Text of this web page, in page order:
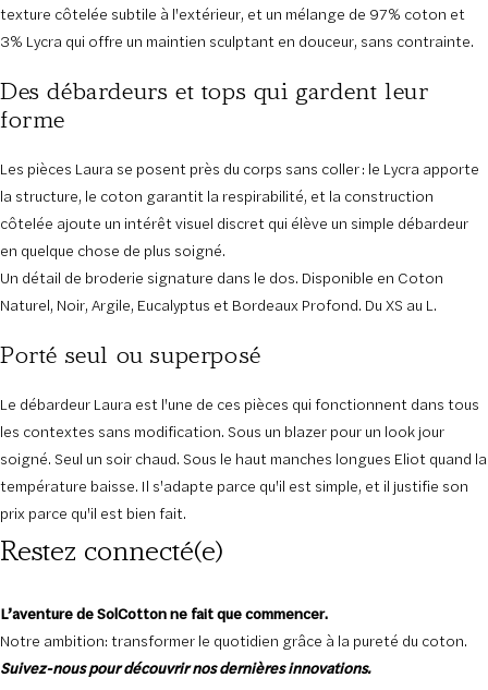
texture côtelée subtile à l'extérieur, et un mélange de 97% coton et
3% Lycra qui offre un maintien sculptant en douceur, sans contrainte.
Des débardeurs et tops qui gardent leur
forme
Les pièces Laura se posent près du corps sans coller : le Lycra apporte
la structure, le coton garantit la respirabilité, et la construction
côtelée ajoute un intérêt visuel discret qui élève un simple débardeur
en quelque chose de plus soigné.
Un détail de broderie signature dans le dos. Disponible en Coton
Naturel, Noir, Argile, Eucalyptus et Bordeaux Profond. Du XS au L.
Porté seul ou superposé
Le débardeur Laura est l'une de ces pièces qui fonctionnent dans tous
les contextes sans modification. Sous un blazer pour un look jour
soigné. Seul un soir chaud. Sous le haut manches longues Eliot quand la
température baisse. Il s'adapte parce qu'il est simple, et il justifie son
prix parce qu'il est bien fait.
Restez connecté(e)
L’aventure de SolCotton ne fait que commencer.
Notre ambition: transformer le quotidien grâce à la pureté du coton.
Suivez-nous pour découvrir nos dernières innovations.